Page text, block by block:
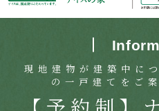
現地建物が建築中に
の一戸建てをご